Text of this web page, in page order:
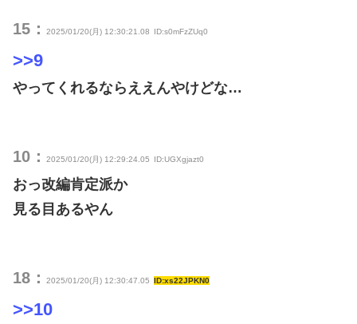
15： 2025/01/20(月) 12:30:21.08 ID:s0mFzZUq0
>>9
やってくれるならええんやけどな…
10： 2025/01/20(月) 12:29:24.05 ID:UGXgjazt0
おっ改編肯定派か
見る目あるやん
18： 2025/01/20(月) 12:30:47.05 ID:xs22JPKN0
>>10